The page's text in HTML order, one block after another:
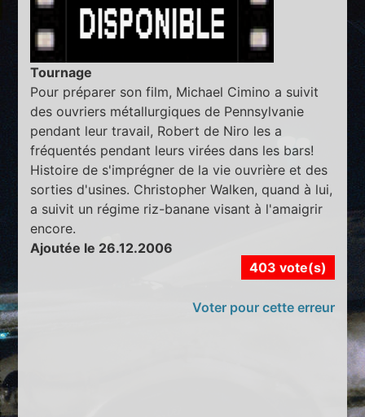
Tournage
Pour préparer son film, Michael Cimino a suivit
des ouvriers métallurgiques de Pennsylvanie
pendant leur travail, Robert de Niro les a
fréquentés pendant leurs virées dans les bars!
Histoire de s'imprégner de la vie ouvrière et des
sorties d'usines. Christopher Walken, quand à lui,
a suivit un régime riz-banane visant à l'amaigrir
encore.
Ajoutée le 26.12.2006
403 vote(s)
Voter pour cette erreur